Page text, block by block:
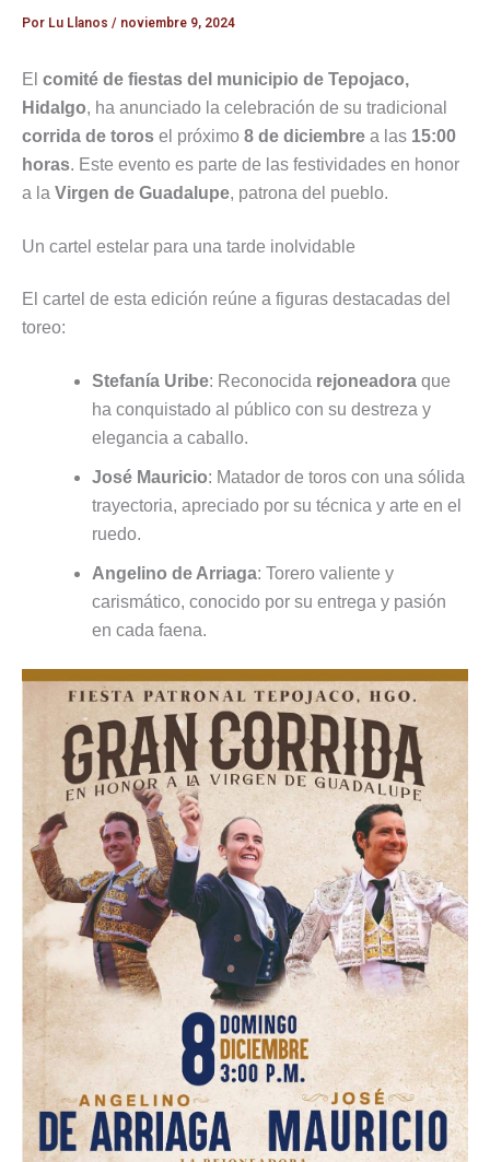
Por Lu Llanos / noviembre 9, 2024
El comité de fiestas del municipio de Tepojaco,
Hidalgo, ha anunciado la celebración de su tradicional
corrida de toros el próximo 8 de diciembre a las 15:00
horas. Este evento es parte de las festividades en honor
a la Virgen de Guadalupe, patrona del pueblo.
Un cartel estelar para una tarde inolvidable
El cartel de esta edición reúne a figuras destacadas del
toreo:
Stefanía Uribe: Reconocida rejoneadoraque
ha conquistado al público con su destreza y
elegancia a caballo.
José Mauricio: Matador de toros con una sólida
trayectoria, apreciado por su técnica y arte en el
ruedo.
Angelino de Arriaga: Torero valiente y
carismático, conocido por su entrega y pasión
en cada faena.